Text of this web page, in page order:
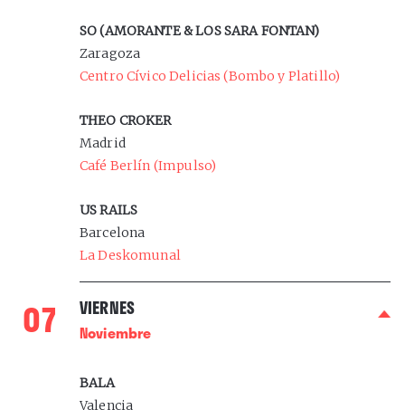
SO (AMORANTE & LOS SARA FONTAN)
Zaragoza
Centro Cívico Delicias (Bombo y Platillo)
THEO CROKER
Madrid
Café Berlín (Impulso)
US RAILS
Barcelona
La Deskomunal
07 VIERNES
Noviembre
BALA
Valencia